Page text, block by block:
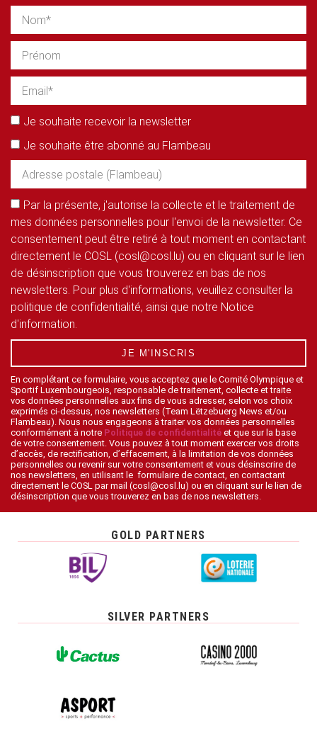
Je souhaite recevoir la newsletter
Je souhaite être abonné au Flambeau
Par la présente, j'autorise la collecte et le traitement de
mes données personnelles pour l'envoi de la newsletter. Ce
consentement peut être retiré à tout moment en contactant
directement le COSL (cosl@cosl.lu) ou en cliquant sur le lien
de désinscription que vous trouverez en bas de nos
newsletters. Pour plus d'informations, veuillez consulter la
politique de confidentialité, ainsi que notre Notice
d'information.
JE M'INSCRIS
En complétant ce formulaire, vous acceptez que le Comité Olympique et
Sportif Luxembourgeois, responsable de traitement, collecte et traite
vos données personnelles aux fins de vous adresser, selon vos choix
exprimés ci-dessus, nos newsletters (Team Lëtzebuerg News et/ou
Flambeau). Nous nous engageons à traiter vos données personnelles
conformément à notre Politique de confidentialité et que sur la base
de votre consentement. Vous pouvez à tout moment exercer vos droits
d’accès, de rectification, d’effacement, à la limitation de vos données
personnelles ou revenir sur votre consentement et vous désinscrire de
nos newsletters, en utilisant le formulaire de contact, en contactant
directement le COSL par mail (cosl@cosl.lu) ou en cliquant sur le lien de
désinscription que vous trouverez en bas de nos newsletters.
GOLD PARTNERS
SILVER PARTNERS